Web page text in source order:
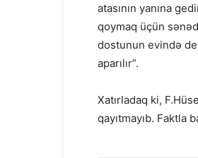
atasının yanına
qoymaq üçün
dostunun evində
aparılır”.
Xatırladaq ki,
qayıtmayıb. Faktla